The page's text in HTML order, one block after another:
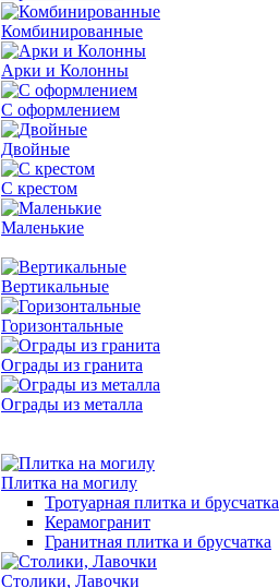
Комбинированные
Арки и Колонны
С оформлением
Двойные
С крестом
Маленькие
Вертикальные
Горизонтальные
Ограды из гранита
Ограды из металла
Плитка на могилу
Тротуарная плитка и брусчатка
Керамогранит
Гранитная плитка и брусчатка
Столики, Лавочки